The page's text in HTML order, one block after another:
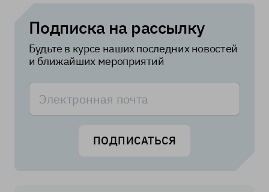
Подписка на рассылку
Будьте в курсе наших последних новостей
и ближайших мероприятий
ПОДПИСАТЬСЯ